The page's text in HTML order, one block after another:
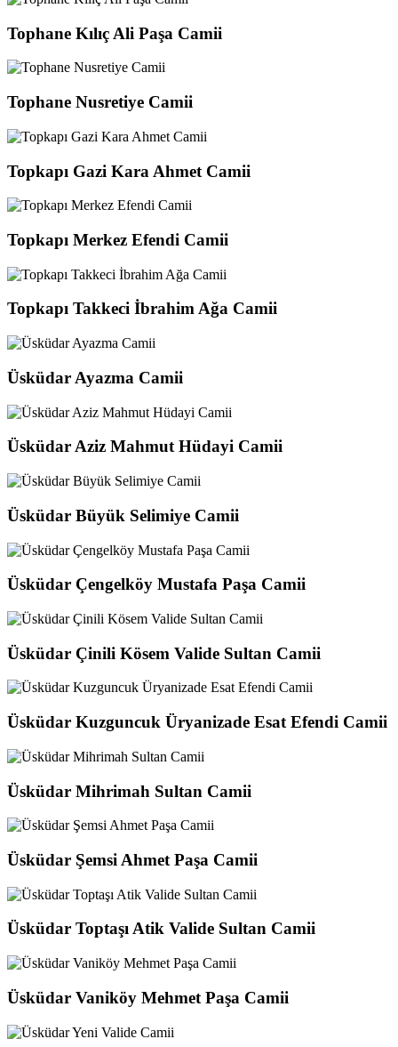
Tophane Kılıç Ali Paşa Camii
Tophane Nusretiye Camii
Topkapı Gazi Kara Ahmet Camii
Topkapı Merkez Efendi Camii
Topkapı Takkeci İbrahim Ağa Camii
Üsküdar Ayazma Camii
Üsküdar Aziz Mahmut Hüdayi Camii
Üsküdar Büyük Selimiye Camii
Üsküdar Çengelköy Mustafa Paşa Camii
Üsküdar Çinili Kösem Valide Sultan Camii
Üsküdar Kuzguncuk Üryanizade Esat Efendi Camii
Üsküdar Mihrimah Sultan Camii
Üsküdar Şemsi Ahmet Paşa Camii
Üsküdar Toptaşı Atik Valide Sultan Camii
Üsküdar Vaniköy Mehmet Paşa Camii